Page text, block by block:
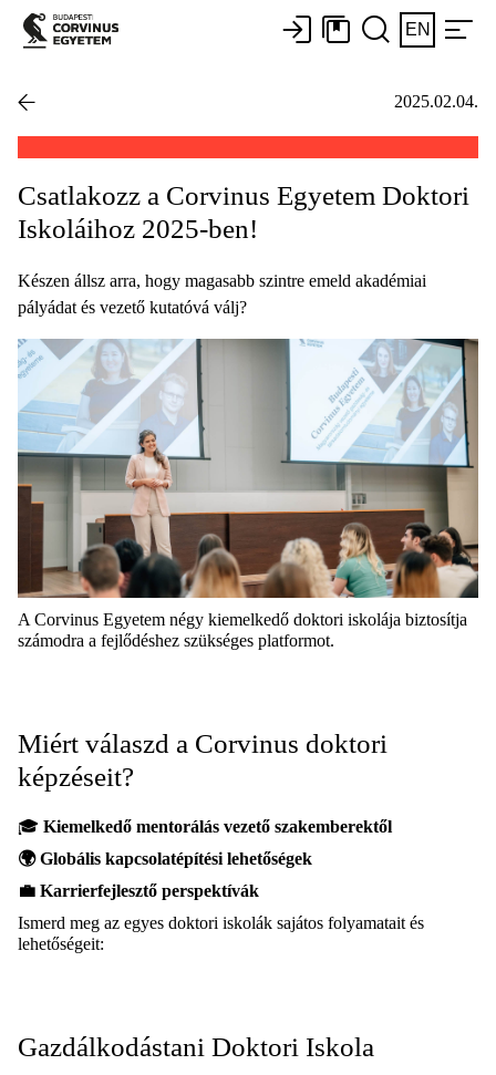
EN
2025.02.04.
Csatlakozz a Corvinus Egyetem Doktori
Iskoláihoz 2025-ben!
Készen állsz arra, hogy magasabb szintre emeld akadémiai
pályádat és vezető kutatóvá válj?
A Corvinus Egyetem négy kiemelkedő doktori iskolája biztosítja
számodra a fejlődéshez szükséges platformot.
Miért válaszd a Corvinus doktori
képzéseit?
🎓 Kiemelkedő mentorálás vezető szakemberektől
🌍Globális kapcsolatépítési lehetőségek
💼 Karrierfejlesztő perspektívák
Ismerd meg az egyes doktori iskolák sajátos folyamatait és
lehetőségeit:
Gazdálkodástani Doktori Iskola